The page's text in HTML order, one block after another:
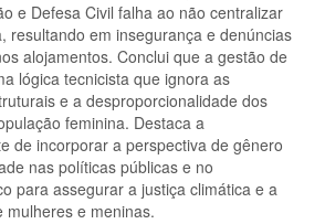
e Defesa Civil falha ao não centralizar
resultando em insegurança e denúncias
alojamentos. Conclui que a gestão de
lógica tecnicista que ignora as
e a desproporcionalidade dos
feminina. Destaca a
de incorporar a perspectiva de gênero
nas políticas públicas e no
para assegurar a justiça climática e a
mulheres e meninas.